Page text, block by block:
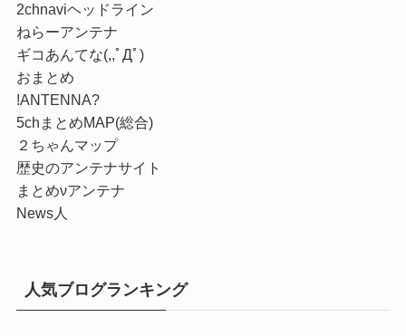
2chnaviヘッドライン
ねらーアンテナ
ギコあんてな(,,ﾟДﾟ)
おまとめ
!ANTENNA?
5chまとめMAP(総合)
２ちゃんマップ
歴史のアンテナサイト
まとめνアンテナ
News人
人気ブログランキング